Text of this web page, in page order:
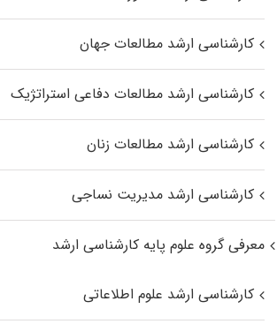
کارشناسی ارشد مطالعات جهان
کارشناسی ارشد مطالعات دفاعی استراتژیک
کارشناسی ارشد مطالعات زنان
کارشناسی ارشد مدیریت نساجی
معرفی گروه علوم پایه کارشناسی ارشد
کارشناسی ارشد علوم اطلاعاتی